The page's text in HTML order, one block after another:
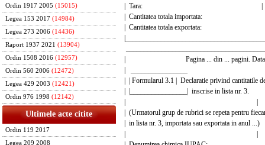
Ordin 1917 2005 (15015)
Legea 153 2017 (14984)
Legea 273 2006 (14436)
Raport 1937 2021 (13904)
Ordin 1508 2016 (12957)
Ordin 560 2006 (12472)
Legea 429 2003 (12421)
Ordin 976 1998 (12142)
Ultimele acte citite
Ordin 119 2017
Legea 209 2008
| Tara: |
| Cantitatea totala
| Cantitatea totala
| Pagina ... din ... pagini. Data
|
| | Formularul 3.1 | Declaratie privind
| |________________| inscrise in
| |
| (Urmatorul grup de rubrici se repeta pentru
| in lista nr. 3, importata sau exportata
| |